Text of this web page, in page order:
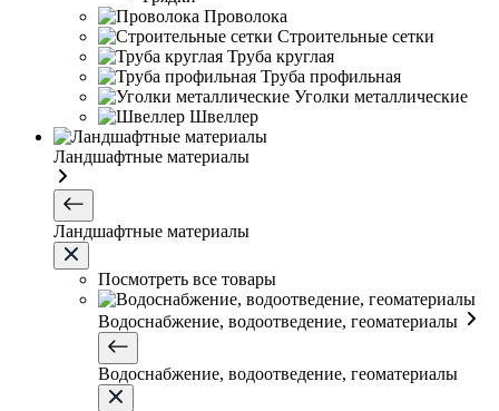
Проволока
Строительные сетки
Труба круглая
Труба профильная
Уголки металлические
Швеллер
Ландшафтные материалы
Ландшафтные материалы
Посмотреть все товары
Водоснабжение, водоотведение, геоматериалы
Водоснабжение, водоотведение, геоматериалы